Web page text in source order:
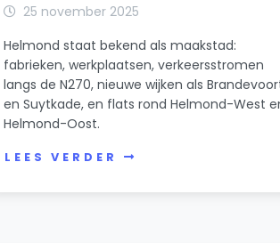
25 november 2025
Helmond staat bekend als maakstad:
fabrieken, werkplaatsen, verkeersstromen
langs de N270, nieuwe wijken als
en Suytkade, en flats rond Helmond-West
Helmond-Oost.
LEES VERDER